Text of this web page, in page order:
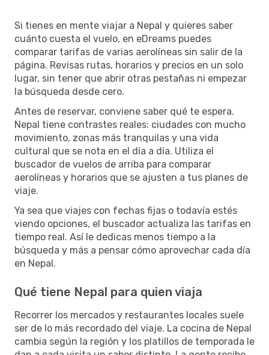
Si tienes en mente viajar a Nepal y quieres saber
cuánto cuesta el vuelo, en eDreams puedes
comparar tarifas de varias aerolíneas sin salir de la
página. Revisas rutas, horarios y precios en un solo
lugar, sin tener que abrir otras pestañas ni empezar
la búsqueda desde cero.
Antes de reservar, conviene saber qué te espera.
Nepal tiene contrastes reales: ciudades con mucho
movimiento, zonas más tranquilas y una vida
cultural que se nota en el día a día. Utiliza el
buscador de vuelos de arriba para comparar
aerolíneas y horarios que se ajusten a tus planes de
viaje.
Ya sea que viajes con fechas fijas o todavía estés
viendo opciones, el buscador actualiza las tarifas en
tiempo real. Así le dedicas menos tiempo a la
búsqueda y más a pensar cómo aprovechar cada día
en Nepal.
Qué tiene Nepal para quien viaja
Recorrer los mercados y restaurantes locales suele
ser de lo más recordado del viaje. La cocina de Nepal
cambia según la región y los platillos de temporada le